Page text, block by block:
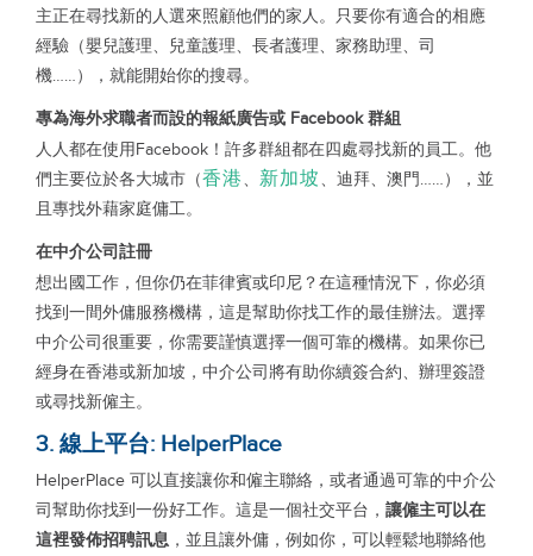
主正在尋找新的人選來照顧他們的家人。只要你有適合的相應
經驗（嬰兒護理、兒童護理、長者護理、家務助理、司
機……），就能開始你的搜尋。
專為海外求職者而設的報紙廣告或 Facebook群組
人人都在使用Facebook！許多群組都在四處尋找新的員工。他
們主要位於各大城市（香港、 新加坡、迪拜、澳門……），並
且專找外藉家庭傭工。
在中介公司註冊
想出國工作，但你仍在菲律賓或印尼？在這種情況下，你必須
找到一間外傭服務機構，這是幫助你找工作的最佳辦法。選擇
中介公司很重要，你需要謹慎選擇一個可靠的機構。如果你已
經身在香港或新加坡，中介公司將有助你續簽合約、辦理簽證
或尋找新僱主。
3. 線上平台: HelperPlace
HelperPlace 可以直接讓你和僱主聯絡，或者通過可靠的中介公
司幫助你找到一份好工作。這是一個社交平台， 讓僱主可以在
這裡發佈招聘訊息 ，並且讓外傭，例如你，可以輕鬆地聯絡他